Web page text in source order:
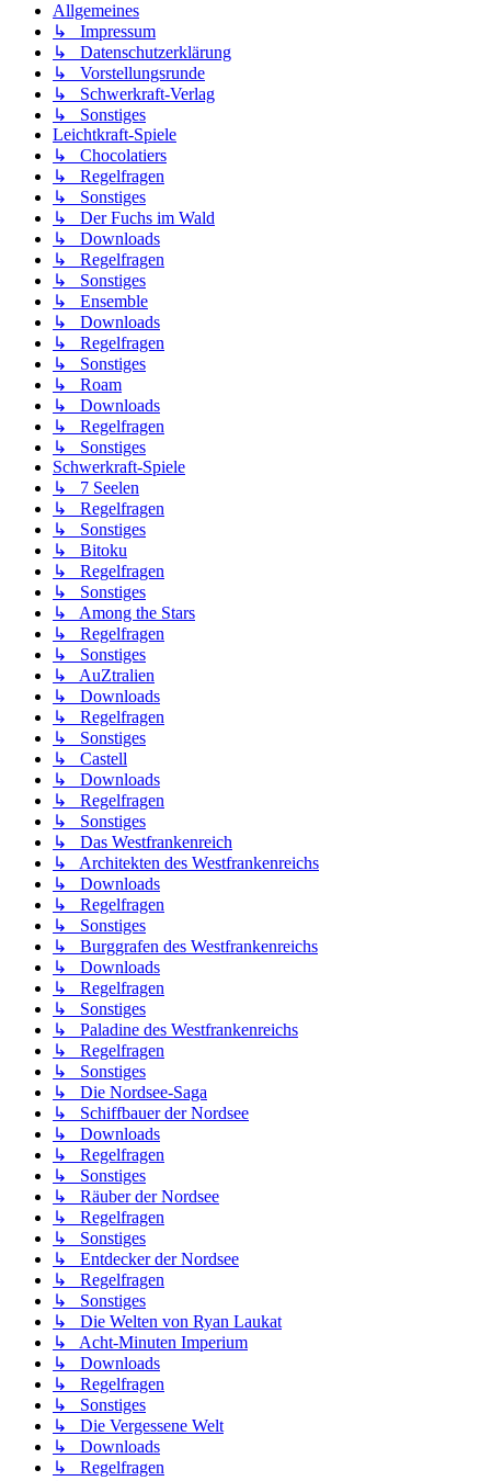
Allgemeines
↳ Impressum
↳ Datenschutzerklärung
↳ Vorstellungsrunde
↳ Schwerkraft-Verlag
↳ Sonstiges
Leichtkraft-Spiele
↳ Chocolatiers
↳ Regelfragen
↳ Sonstiges
↳ Der Fuchs im Wald
↳ Downloads
↳ Regelfragen
↳ Sonstiges
↳ Ensemble
↳ Downloads
↳ Regelfragen
↳ Sonstiges
↳ Roam
↳ Downloads
↳ Regelfragen
↳ Sonstiges
Schwerkraft-Spiele
↳ 7 Seelen
↳ Regelfragen
↳ Sonstiges
↳ Bitoku
↳ Regelfragen
↳ Sonstiges
↳ Among the Stars
↳ Regelfragen
↳ Sonstiges
↳ AuZtralien
↳ Downloads
↳ Regelfragen
↳ Sonstiges
↳ Castell
↳ Downloads
↳ Regelfragen
↳ Sonstiges
↳ Das Westfrankenreich
↳ Architekten des Westfrankenreichs
↳ Downloads
↳ Regelfragen
↳ Sonstiges
↳ Burggrafen des Westfrankenreichs
↳ Downloads
↳ Regelfragen
↳ Sonstiges
↳ Paladine des Westfrankenreichs
↳ Regelfragen
↳ Sonstiges
↳ Die Nordsee-Saga
↳ Schiffbauer der Nordsee
↳ Downloads
↳ Regelfragen
↳ Sonstiges
↳ Räuber der Nordsee
↳ Regelfragen
↳ Sonstiges
↳ Entdecker der Nordsee
↳ Regelfragen
↳ Sonstiges
↳ Die Welten von Ryan Laukat
↳ Acht-Minuten Imperium
↳ Downloads
↳ Regelfragen
↳ Sonstiges
↳ Die Vergessene Welt
↳ Downloads
↳ Regelfragen